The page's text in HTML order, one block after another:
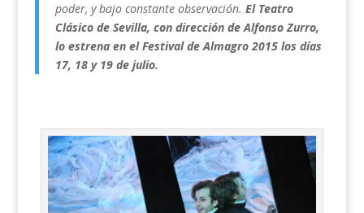
poder, y bajo constante observación. El Teatro
Clásico de Sevilla, con dirección de Alfonso Zurro,
lo estrena en el Festival de Almagro 2015 los días
17, 18 y 19 de julio.